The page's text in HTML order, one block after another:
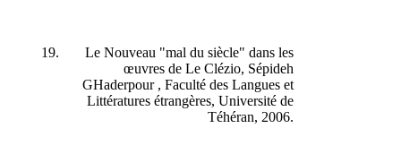
Le Nouveau "mal du siècle" dans les
œuvres de Le Clézio, Sépideh
GHaderpour , Faculté des Langues et
Littératures étrangères, Université de
Téhéran, 2006.